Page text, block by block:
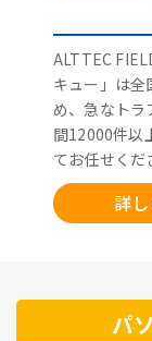
ALTTEC
キュー」は全
め、急なトラ
間12000件以
てお任せくだ
詳
パ